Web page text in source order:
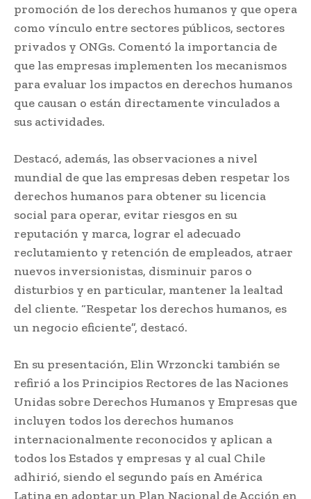
promoción de los derechos humanos y que opera
como vínculo entre sectores públicos, sectores
privados y ONGs. Comentó la importancia de
que las empresas implementen los mecanismos
para evaluar los impactos en derechos humanos
que causan o están directamente vinculados a
sus actividades.
Destacó, además, las observaciones a nivel
mundial de que las empresas deben respetar los
derechos humanos para obtener su licencia
social para operar, evitar riesgos en su
reputación y marca, lograr el adecuado
reclutamiento y retención de empleados, atraer
nuevos inversionistas, disminuir paros o
disturbios y en particular, mantener la lealtad
del cliente. “Respetar los derechos humanos, es
un negocio eficiente”, destacó.
En su presentación, Elin Wrzoncki también se
refirió a los Principios Rectores de las Naciones
Unidas sobre Derechos Humanos y Empresas que
incluyen todos los derechos humanos
internacionalmente reconocidos y aplican a
todos los Estados y empresas y al cual Chile
adhirió, siendo el segundo país en América
Latina en adoptar un Plan Nacional de Acción en